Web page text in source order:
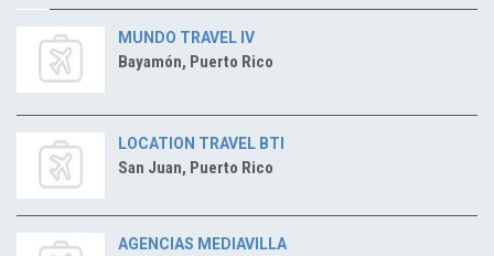
MUNDO TRAVEL IV
Bayamón, Puerto Rico
LOCATION TRAVEL BTI
San Juan, Puerto Rico
AGENCIAS MEDIAVILLA